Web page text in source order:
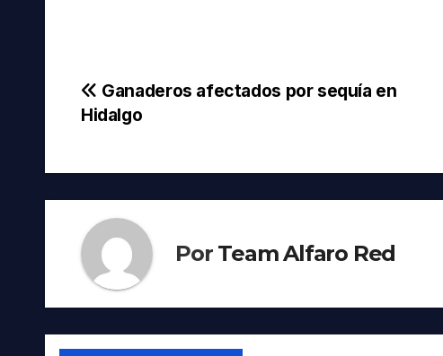
Navegación
entradas
Ganaderos afectados por sequía en
Hidalgo
Por Team Alfaro Red